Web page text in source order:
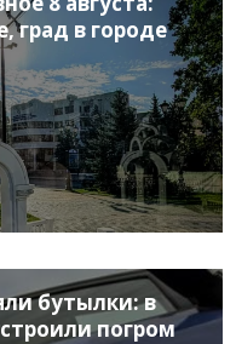
град в городе
бутылки: в
погром